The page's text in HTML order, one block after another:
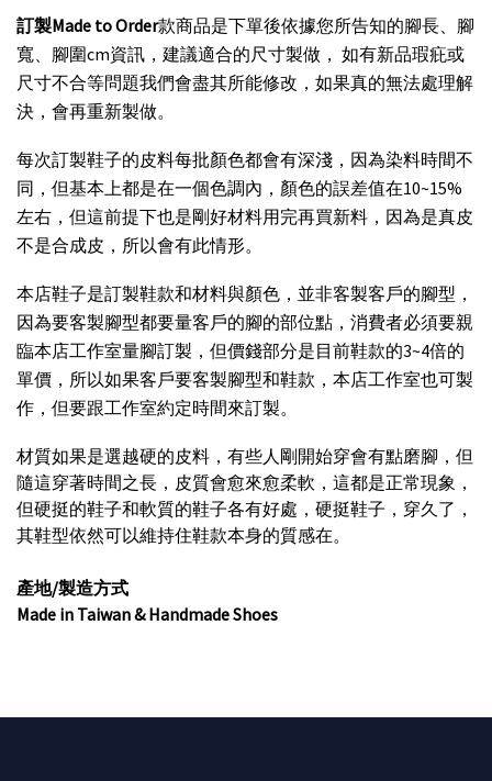
訂製Made to Order款商品是下單後依據您所告知的腳長、腳
寬、腳圍cm資訊，建議適合的尺寸製做， 如有新品瑕疪或
尺寸不合等問題我們會盡其所能修改，如果真的無法處理解
決，會再重新製做。
每次訂製鞋子的皮料每批顏色都會有深淺，因為染料時間不
同，但基本上都是在一個色調內，顏色的誤差值在10~15%
左右，但這前提下也是剛好材料用完再買新料，因為是真皮
不是合成皮，所以會有此情形。
本店鞋子是訂製鞋款和材料與顏色，並非客製客戶的腳型，
因為要客製腳型都要量客戶的腳的部位點，消費者必須要親
臨本店工作室量腳訂製，但價錢部分是目前鞋款的3~4倍的
單價，所以如果客戶要客製腳型和鞋款，本店工作室也可製
作，但要跟工作室約定時間來訂製。
材質如果是選越硬的皮料，有些人剛開始穿會有點磨腳，但
隨這穿著時間之長，皮質會愈來愈柔軟，這都是正常現象，
但硬挺的鞋子和軟質的鞋子各有好處，硬挺鞋子，穿久了，
其鞋型依然可以維持住鞋款本身的質感在。
產地/製造方式
Made in Taiwan & Handmade Shoes